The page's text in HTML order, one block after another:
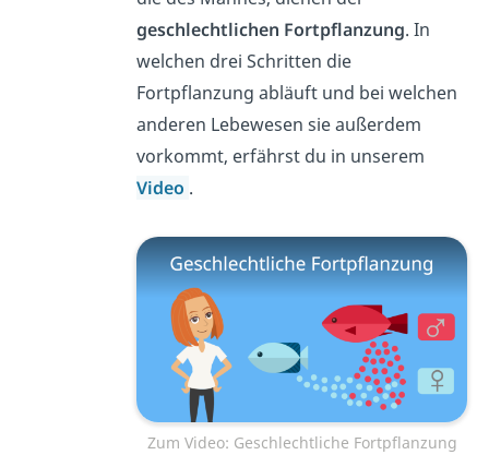
geschlechtlichen Fortpflanzung. In
welchen drei Schritten die
Fortpflanzung abläuft und bei welchen
anderen Lebewesen sie außerdem
vorkommt, erfährst du in unserem
Video .
Zum Video: Geschlechtliche Fortpflanzung